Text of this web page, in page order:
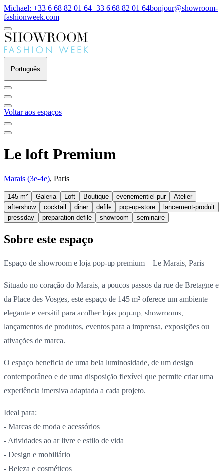
Michael: +33 6 68 82 01 64+33 6 68 82 01 64bonjour@showroom-
fashionweek.com
Português
Voltar aos espaços
Le loft Premium
Marais (3e-4e), Paris
145 m² Galeria Loft Boutique evenementiel-pur
Atelier
aftershow
cocktail diner defile pop-up-store
lancement-produit
pressday
preparation-defile showroom seminaire
Sobre este espaço
Espaço de showroom e loja pop-up premium – Le Marais, Paris
Situado no coração do Marais, a poucos passos da rue de Bretagne e
da Place des Vosges, este espaço de 145 m² oferece um ambiente
elegante e versátil para acolher lojas pop-up, showrooms,
lançamentos de produtos, eventos para a imprensa, exposições ou
ativações de marca.
O espaço beneficia de uma bela luminosidade, de um design
contemporâneo e de uma disposição flexível que permite criar uma
experiência imersiva adaptada a cada projeto.
Ideal para:
- Marcas de moda e acessórios
- Atividades ao ar livre e estilo de vida
- Design e mobiliário
- Beleza e cosméticos